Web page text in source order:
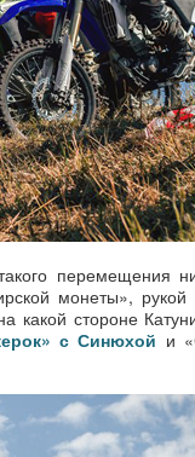
перемещения
монеты», рукой
какой стороне
с Синюхой и